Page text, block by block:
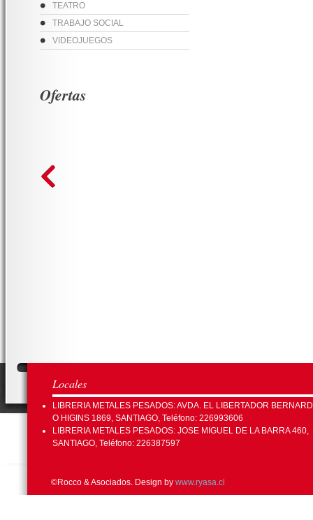
TEATRO
TRABAJO SOCIAL
VIDEOJUEGOS
Ofertas
Locales
LIBRERIA METALES PESADOS: AVDA. EL LIBERTADOR
O HIGINS 1869, SANTIAGO, Teléfono: 226993606
LIBRERIA METALES PESADOS: JOSE MIGUEL DE LA BARRA 460,
SANTIAGO, Teléfono: 226387597
©Rocco & Asociados. Design by www.ryasa.cl